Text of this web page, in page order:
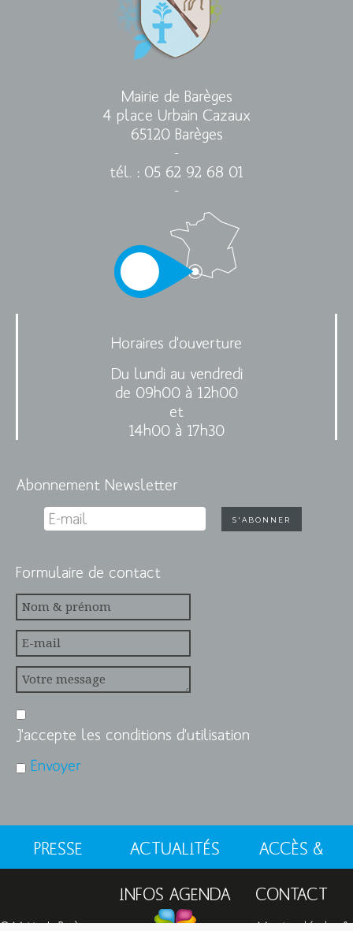
Mairie de Barèges
4 place Urbain Cazaux
65120 Barèges
-
tél. : 05 62 92 68 01
-
Horaires d'ouverture
Du lundi au vendredi
de 09h00 à 12h00
et
14h00 à 17h30
Abonnement Newsletter
Formulaire de contact
J'accepte les conditions d'utilisation
Envoyer
PRESSE ACTUALITÉS
INFOS AGENDA
ACCÈS &
CONTACT
© Mairie de Barèges Mentions légales &